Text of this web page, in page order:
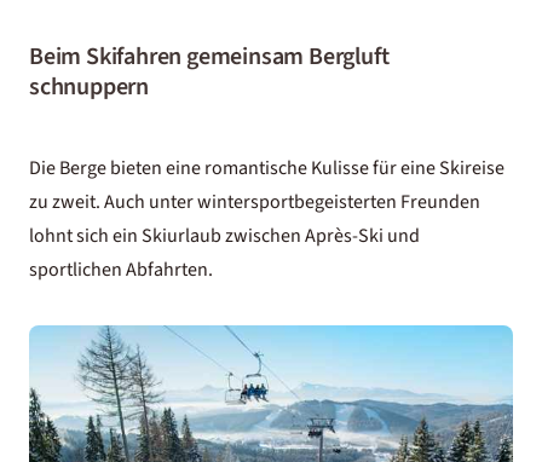
Beim Skifahren gemeinsam Bergluft
schnuppern
Die Berge bieten eine romantische Kulisse für eine Skireise
zu zweit. Auch unter wintersportbegeisterten Freunden
lohnt sich ein Skiurlaub zwischen Après-Ski und
sportlichen Abfahrten.